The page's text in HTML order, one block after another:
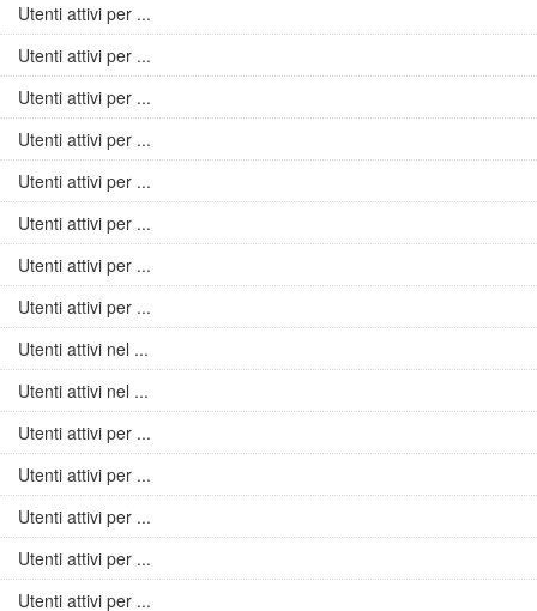
Utenti attivi per ...
Utenti attivi per ...
Utenti attivi per ...
Utenti attivi per ...
Utenti attivi per ...
Utenti attivi per ...
Utenti attivi per ...
Utenti attivi per ...
Utenti attivi nel ...
Utenti attivi nel ...
Utenti attivi per ...
Utenti attivi per ...
Utenti attivi per ...
Utenti attivi per ...
Utenti attivi per ...